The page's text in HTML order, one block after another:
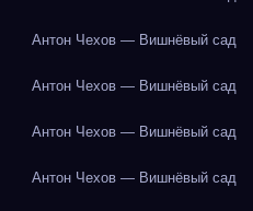
Антон Чехов — Вишнёвый сад
Антон Чехов — Вишнёвый сад
Антон Чехов — Вишнёвый сад
Антон Чехов — Вишнёвый сад